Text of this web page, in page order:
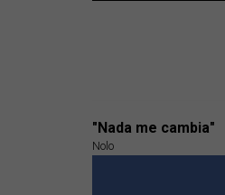
"Nada me cambia"
Nolo